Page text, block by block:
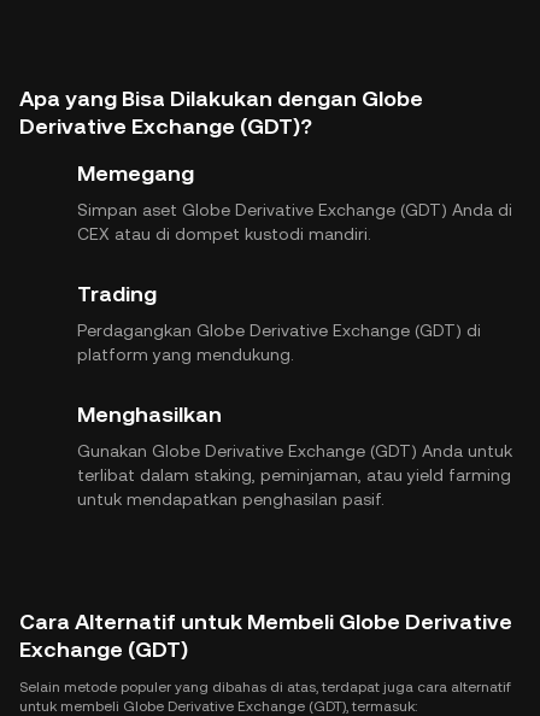
Apa yang Bisa Dilakukan dengan Globe
Derivative Exchange (GDT)?
Memegang
Simpan aset Globe Derivative Exchange (GDT) Anda di
CEX atau di dompet kustodi mandiri.
Trading
Perdagangkan Globe Derivative Exchange (GDT) di
platform yang mendukung.
Menghasilkan
Gunakan Globe Derivative Exchange (GDT) Anda untuk
terlibat dalam staking, peminjaman, atau yield farming
untuk mendapatkan penghasilan pasif.
Cara Alternatif untuk Membeli Globe Derivative
Exchange (GDT)
Selain metode populer yang dibahas di atas, terdapat juga cara alternatif
untuk membeli Globe Derivative Exchange (GDT), termasuk: